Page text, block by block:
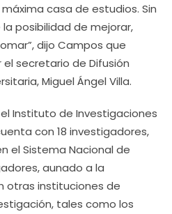
casa de estudios. Sin
posibilidad de mejorar,
dijo Campos que
secretario de Difusión
Miguel Ángel Villa.
Instituto de Investigaciones
con 18 investigadores,
el Sistema Nacional de
aunado a la
otras instituciones de
tales como los